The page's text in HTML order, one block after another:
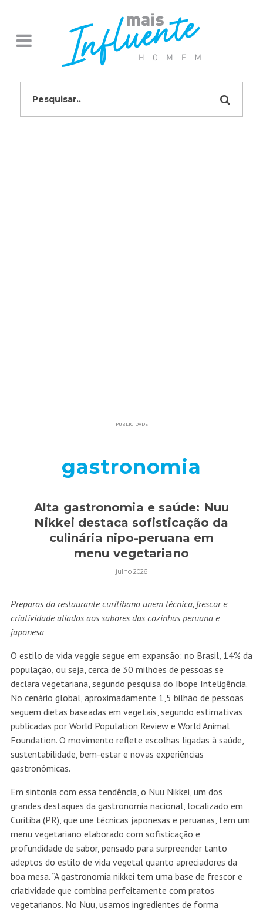
PUBLICIDADE
gastronomia
Alta gastronomia e saúde: Nuu
Nikkei destaca sofisticação da
culinária nipo-peruana em
menu vegetariano
julho 2026
Preparos do restaurante curitibano unem técnica, frescor e
criatividade aliados aos sabores das cozinhas peruana e
japonesa
O estilo de vida veggie segue em expansão: no Brasil, 14% da
população, ou seja, cerca de 30 milhões de pessoas se
declara vegetariana, segundo pesquisa do Ibope Inteligência.
No cenário global, aproximadamente 1,5 bilhão de pessoas
seguem dietas baseadas em vegetais, segundo estimativas
publicadas por World Population Review e World Animal
Foundation. O movimento reflete escolhas ligadas à saúde,
sustentabilidade, bem-estar e novas experiências
gastronômicas.
Em sintonia com essa tendência, o Nuu Nikkei, um dos
grandes destaques da gastronomia nacional, localizado em
Curitiba (PR), que une técnicas japonesas e peruanas, tem um
menu vegetariano elaborado com sofisticação e
profundidade de sabor, pensado para surpreender tanto
adeptos do estilo de vida vegetal quanto apreciadores da
boa mesa. “A gastronomia nikkei tem uma base de frescor e
criatividade que combina perfeitamente com pratos
vegetarianos. No Nuu, usamos ingredientes de forma